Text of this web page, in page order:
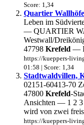
Score: 1,34
Quartier
Leben im
— QUARTIER
Westwall/
47798 Krefeld —
https://kueppers-
01:58 | Score: 1,34
Stadtwaldvillen,
02151-60413-70
47800 Krefeld-
Ansichten — 1 2 3
wird von zwei
https://kueppers-